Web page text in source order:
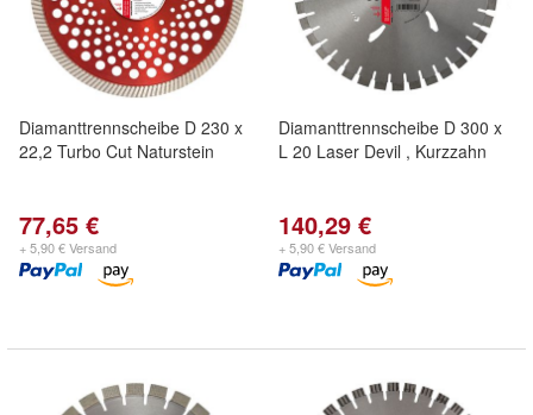
Diamanttrennscheibe D 230 x
22,2 Turbo Cut Naturstein
77,65 €
+ 5,90 € Versand
Diamanttrennscheibe D 300 x
L 20 Laser Devil , Kurzzahn
140,29 €
+ 5,90 € Versand